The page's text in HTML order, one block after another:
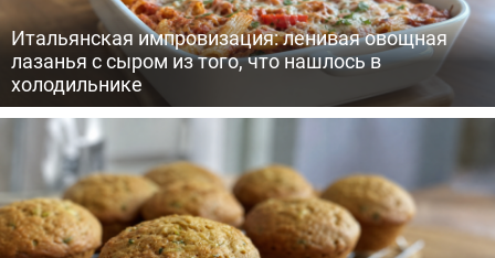
Итальянская импровизация: ленивая овощная
лазанья с сыром из того, что нашлось в
холодильнике